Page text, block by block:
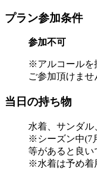
プラン参加条件
参加不可
※アルコールを
ご参加頂けませ
当日の持ち物
水着、サンダル
※シーズン中(7
等があると良い
※水着は予め着